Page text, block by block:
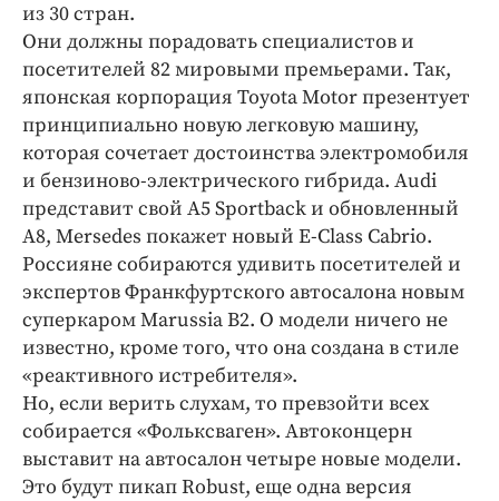
из 30 стран.
Они должны порадовать специалистов и
посетителей 82 мировыми премьерами. Так,
японская корпорация Toyota Motor презентует
принципиально новую легковую машину,
которая сочетает достоинства электромобиля
и бензиново-электрического гибрида. Audi
представит свой A5 Sportback и обновленный
A8, Mersedes покажет новый E-Class Cabrio.
Россияне собираются удивить посетителей и
экспертов Франкфуртского автосалона новым
суперкаром Marussia B2. О модели ничего не
известно, кроме того, что она создана в стиле
«реактивного истребителя».
Но, если верить слухам, то превзойти всех
собирается «Фольксваген». Автоконцерн
выставит на автосалон четыре новые модели.
Это будут пикап Robust, еще одна версия